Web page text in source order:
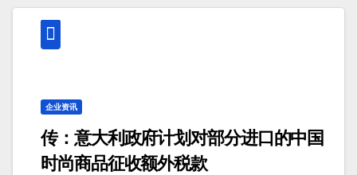
企业资讯
传：意大利政府计划对部分进口的中国
时尚商品征收额外税款